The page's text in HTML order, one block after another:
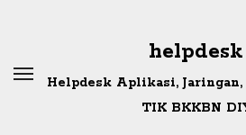
helpdesk
Helpdesk Aplikasi,
TIK BKKBN